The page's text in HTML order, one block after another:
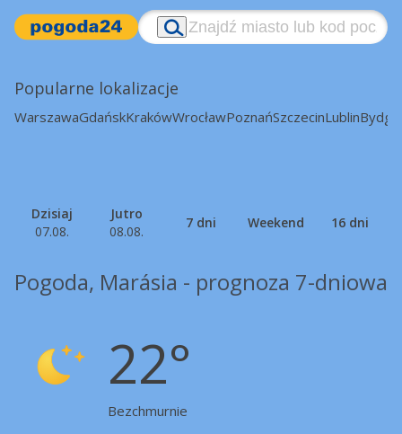
Popularne lokalizacje
WarszawaGdańskKrakówWrocławPoznańSzczecinLublin
Dzisiaj
07.08.
Jutro
08.08.
7 dni Weekend 16 dni
Pogoda, Marásia - prognoza 7-dniowa
22°
Bezchmurnie